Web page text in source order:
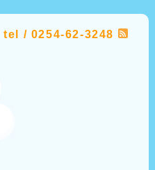
tel / 0254-62-3248